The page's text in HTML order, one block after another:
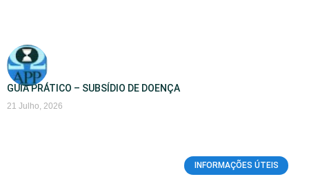
GUIA PRÁTICO – SUBSÍDIO DE DOENÇA
21 Julho, 2026
INFORMAÇÕES ÚTEIS